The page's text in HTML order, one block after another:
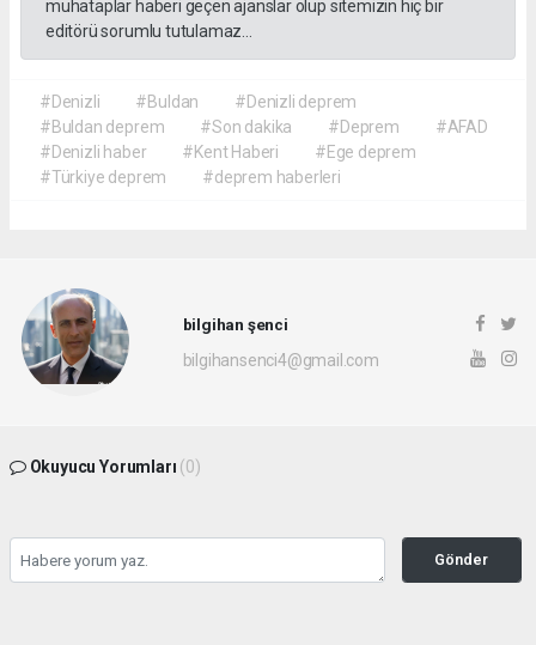
muhataplar haberi geçen ajanslar olup sitemizin hiç bir
editörü sorumlu tutulamaz...
#Denizli #Buldan
#Denizli deprem
#Buldan deprem
#Son dakika #Deprem
#AFAD
#Denizli haber
#Kent Haberi
#Ege deprem
#Türkiye deprem
#deprem haberleri
bilgihan şenci
bilgihansenci4@gmail.com
Okuyucu Yorumları (0)
Gönder